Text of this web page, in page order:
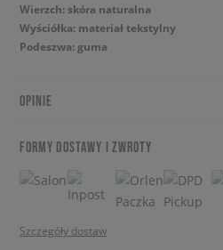
Wierzch: skóra naturalna
Wyściółka: materiał tekstylny
Podeszwa: guma
OPINIE
FORMY DOSTAWY I ZWROTY
Szczegóły dostaw